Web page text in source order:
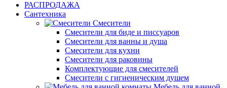
РАСПРОДАЖА
Сантехника
Смесители
Смесители для биде и писсуаров
Смесители для ванны и душа
Смесители для кухни
Смесители для раковины
Комплектующие для смесителей
Смесители с гигиеническим душем